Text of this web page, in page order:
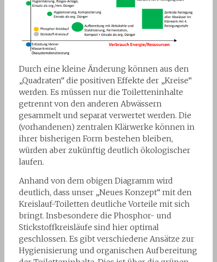
Durch eine kleine Änderung können aus den
„Quadraten“ die positiven Effekte der „Kreise“
werden. Es müssen nur die Toiletteninhalte
getrennt von den anderen Abwässern
gesammelt und separat verwertet werden. Die
(vorhandenen) zentralen Klärwerke können in
ihrer bisherigen Form bestehen bleiben,
würden aber zukünftig deutlich ökologischer
laufen.
Anhand von dem obigen Diagramm wird
deutlich, dass unser „Neues Konzept“ mit den
Kreislauf-Toiletten deutliche Vorteile mit sich
bringt. Insbesondere die Phosphor- und
Stickstoffkreisläufe sind hier optimal
geschlossen. Es gibt verschiedene Ansätze zur
Hygienisierung und organischen Aufbereitung